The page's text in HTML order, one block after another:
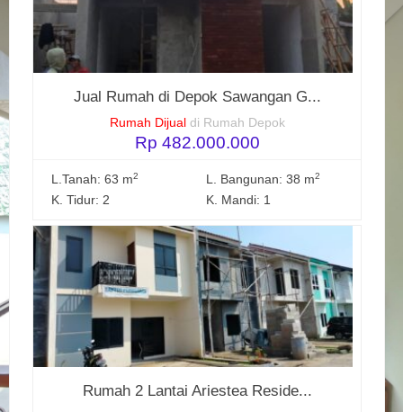
Jual Rumah di Depok Sawangan G...
Rumah Dijual di Rumah Depok
Rp 482.000.000
L.Tanah: 63 m2 L. Bangunan: 38 m2
K. Tidur: 2 K. Mandi: 1
Rumah 2 Lantai Ariestea Reside...